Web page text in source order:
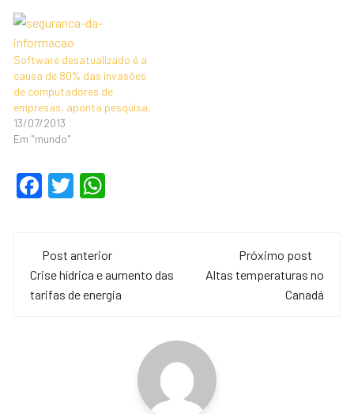
Software desatualizado é a
causa de 80% das invasões
de computadores de
empresas, aponta pesquisa.
13/07/2013
Em "mundo"
F
e
b
T
er s
A
p
Navegação
de
Post anterior
Crise hídrica e aumento das
tarifas de energia
Próximo post
Altas temperaturas no
Canadá